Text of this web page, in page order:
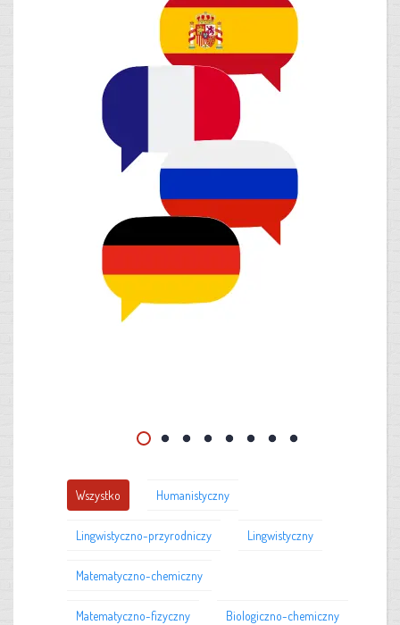
Wszystko Humanistyczny
Lingwistyczno-przyrodniczy Lingwistyczny
Matematyczno-chemiczny
Matematyczno-fizyczny Biologiczno-chemiczny